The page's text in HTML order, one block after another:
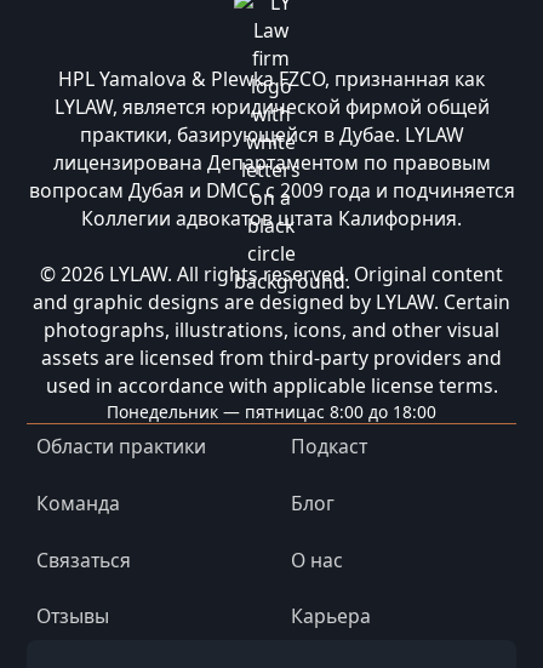
HPL Yamalova & Plewka FZCO, признанная как
LYLAW, является юридической фирмой общей
практики, базирующейся в Дубае. LYLAW
лицензирована Департаментом по правовым
вопросам Дубая и DMCC с 2009 года и подчиняется
Коллегии адвокатов штата Калифорния.
© 2026 LYLAW. All rights reserved. Original content
and graphic designs are designed by LYLAW. Certain
photographs, illustrations, icons, and other visual
assets are licensed from third-party providers and
used in accordance with applicable license terms.
Понедельник — пятницас 8:00 до 18:00
Области практики Подкаст
Команда Блог
Связаться О нас
Отзывы Карьера